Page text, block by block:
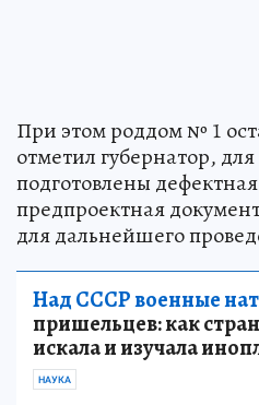
При этом роддом № 1
отметил губернатор,
подготовлены
предпроектная
для дальнейшего
Над СССР военные
пришельцев: как
искала и изучала
НАУКА